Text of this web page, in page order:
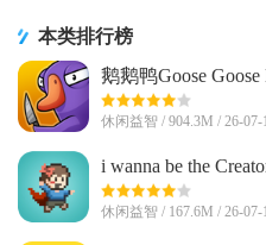
本类排行榜
鹅鹅鸭Goose
安卓完整版
休闲益智 / 904.3M / 26-07-
i wanna be the
文版
休闲益智 / 167.6M / 26-07-